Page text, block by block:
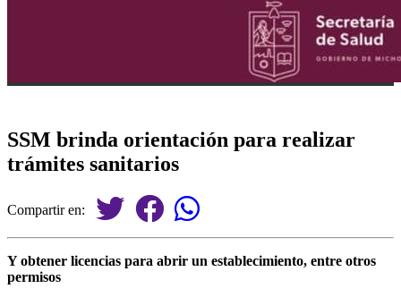
SSM brinda orientación para realizar
trámites sanitarios
Compartir en:
Y obtener licencias para abrir un establecimiento, entre otros
permisos